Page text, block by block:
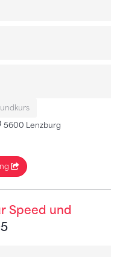
5600 Lenzburg
Speed und